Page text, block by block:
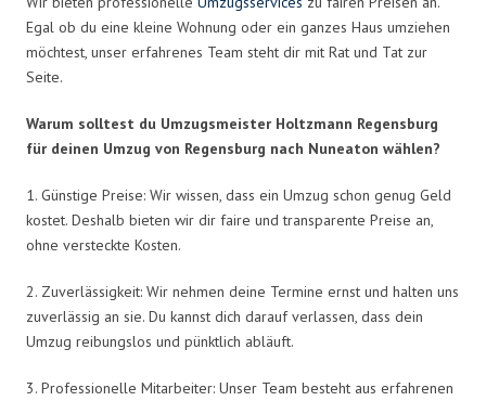
Egal ob du eine kleine Wohnung oder ein ganzes Haus umziehen
möchtest, unser erfahrenes Team steht dir mit Rat und Tat zur
Seite.
Warum solltest du Umzugsmeister Holtzmann Regensburg
für deinen Umzug von Regensburg nach Nuneaton wählen?
1. Günstige Preise: Wir wissen, dass ein Umzug schon genug Geld
kostet. Deshalb bieten wir dir faire und transparente Preise an,
ohne versteckte Kosten.
2. Zuverlässigkeit: Wir nehmen deine Termine ernst und halten uns
zuverlässig an sie. Du kannst dich darauf verlassen, dass dein
Umzug reibungslos und pünktlich abläuft.
3. Professionelle Mitarbeiter: Unser Team besteht aus erfahrenen